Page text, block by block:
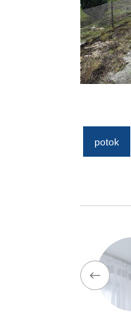
potok